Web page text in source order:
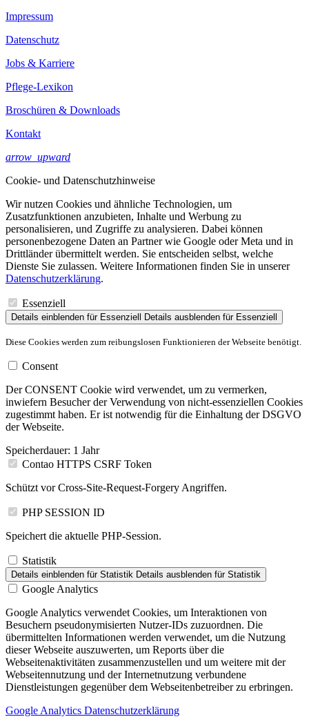
Impressum
Datenschutz
Jobs & Karriere
Pflege-Lexikon
Broschüren & Downloads
Kontakt
arrow_upward
Cookie- und Datenschutzhinweise
Wir nutzen Cookies und ähnliche Technologien, um
Zusatzfunktionen anzubieten, Inhalte und Werbung zu
personalisieren, und Zugriffe zu analysieren. Dabei können
personenbezogene Daten an Partner wie Google oder Meta und in
Drittländer übermittelt werden. Sie entscheiden selbst, welche
Dienste Sie zulassen. Weitere Informationen finden Sie in unserer
Datenschutzerklärung.
Essenziell
Details einblenden für Essenziell Details ausblenden für Essenziell
Diese Cookies werden zum reibungslosen Funktionieren der Webseite benötigt.
Consent
Der CONSENT Cookie wird verwendet, um zu vermerken,
inwiefern Besucher der Verwendung von nicht-essenziellen Cookies
zugestimmt haben. Er ist notwendig für die Einhaltung der DSGVO
der Webseite.
Speicherdauer: 1 Jahr
Contao HTTPS CSRF Token
Schützt vor Cross-Site-Request-Forgery Angriffen.
PHP SESSION ID
Speichert die aktuelle PHP-Session.
Statistik
Details einblenden für Statistik Details ausblenden für Statistik
Google Analytics
Google Analytics verwendet Cookies, um Interaktionen von
Besuchern pseudonymisierten Nutzer-IDs zuzuordnen. Die
übermittelten Informationen werden verwendet, um die Nutzung
dieser Webseite auszuwerten, um Reports über die
Webseitenaktivitäten zusammenzustellen und um weitere mit der
Webseitennutzung und der Internetnutzung verbundene
Dienstleistungen gegenüber dem Webseitenbetreiber zu erbringen.
Google Analytics Datenschutzerklärung